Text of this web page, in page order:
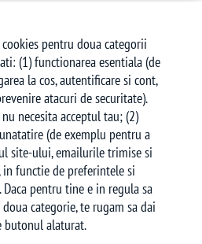
clienți
ne
pentru doua categorii
(1) functionarea esentiala (de
la cos, autentificare si cont,
atacuri de securitate).
necesita acceptul tau; (2)
(de exemplu pentru a
site-ului, emailurile trimise si
in functie de preferintele si
pentru tine e in regula sa
categorie, te rugam sa dai
butonul alaturat.